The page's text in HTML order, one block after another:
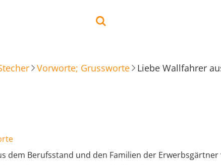
Vorworte; Grussworte
dem Berufsstand und den Familien der Erwerbsgärtner